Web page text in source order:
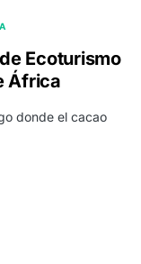
Ecoturismo
África
donde el cacao